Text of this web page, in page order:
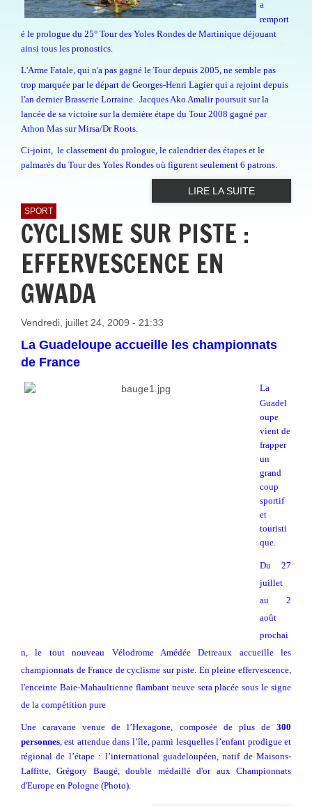
a
remport
é le prologue du 25° Tour des Yoles Rondes de Martinique déjouant
ainsi tous les pronostics.
L'Arme Fatale, qui n'a pas gagné le Tour depuis 2005, ne semble pas
trop marquée par le départ de Georges-Henri Lagier qui a rejoint depuis
l'an dernier Brasserie Lorraine. Jacques Ako Amalir poursuit sur la
lancée de sa victoire sur la dernière étape du Tour 2008 gagné par
Athon Mas sur Mirsa/Dr Roots.
Ci-joint, le classement du prologue, le calendrier des étapes et le
palmarès du Tour des Yoles Rondes où figurent seulement 6 patrons.
LIRE LA SUITE
SPORT
CYCLISME SUR PISTE :
EFFERVESCENCE EN
GWADA
Vendredi, juillet 24, 2009 - 21:33
La Guadeloupe accueille les championnats
de France
La
Guadel
oupe
vient de
frapper
un
grand
coup
sportif
et
touristi
que.
Du 27
juillet
au 2
août
prochai
n, le tout nouveau Vélodrome Amédée Detreaux accueille les
championnats de France de cyclisme sur piste. En pleine effervescence,
l'enceinte Baie-Mahaultienne flambant neuve sera placée sous le signe
de la compétition pure
Une caravane venue de l’Hexagone, composée de plus de300
personnes , est attendue dans l’île, parmi lesquelles l’enfant prodigue et
régional de l’étape : l’international guadeloupéen, natif de Maisons-
Laffitte, Grégory Baugé, double médaillé d'or aux Championnats
d'Europe en Pologne (Photo).